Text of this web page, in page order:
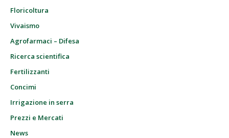
Floricoltura
Vivaismo
Agrofarmaci – Difesa
Ricerca scientifica
Fertilizzanti
Concimi
Irrigazione in serra
Prezzi e Mercati
News